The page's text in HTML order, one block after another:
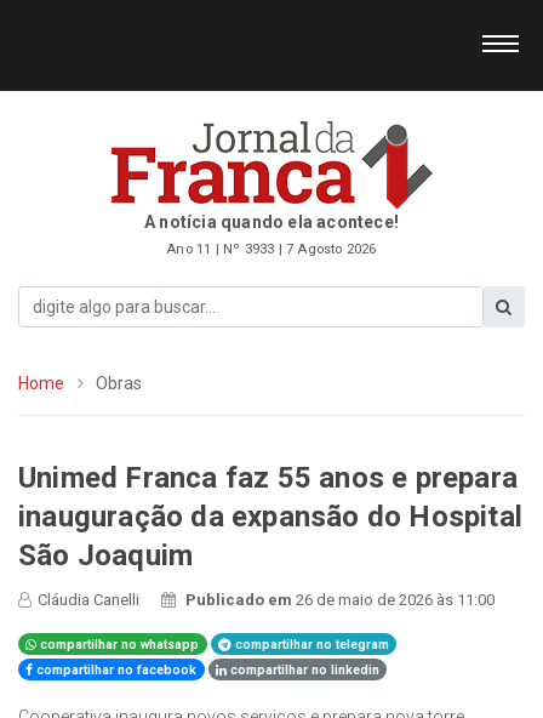
A notícia quando ela acontece!
Ano 11 | Nº 3933 | 7 Agosto 2026
Home Obras
Unimed Franca faz 55 anos e prepara
inauguração da expansão do Hospital
São Joaquim
Cláudia Canelli Publicado em26 de maio de 2026 às 11:00
compartilhar no whatsapp
compartilhar no telegram
compartilhar no facebook
compartilhar no linkedin